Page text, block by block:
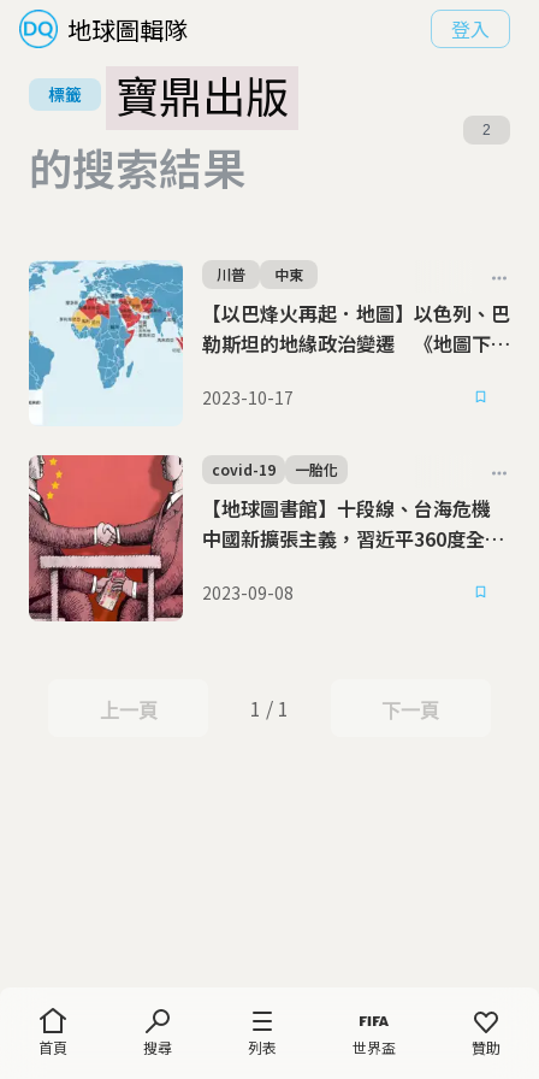
地球圖輯隊 登入
首頁 搜尋 列表 世界盃 贊助
標籤
寶鼎出版
的搜索結果
2
【以巴烽火再起．地圖】以色列、巴
勒斯坦的地緣政治變遷 《地圖下的
川普 中東
2023-10-17
【地球圖書館】十段線、台海危機
中國新擴張主義，習近平360度全面
covid-19 一胎化
2023-09-08
上一頁
上一頁 1 / 1 下一頁
下一頁